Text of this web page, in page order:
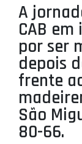
SELEÇÕES
ÁREA
PROJETOS
LIGA
LIGA
A
CAB
por ser
depois
frente
São
80-66.